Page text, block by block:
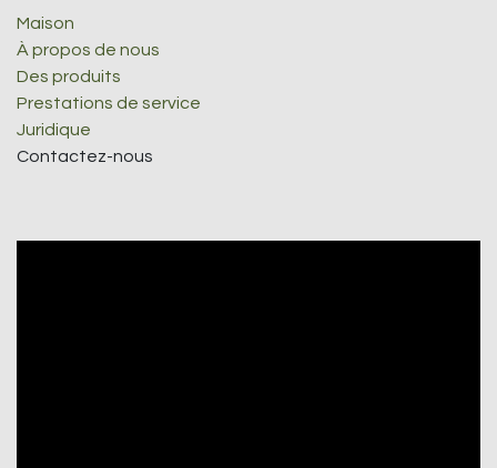
Maison
À propos de nous
Des produits
Prestations de service
Juridique
Contactez-nous